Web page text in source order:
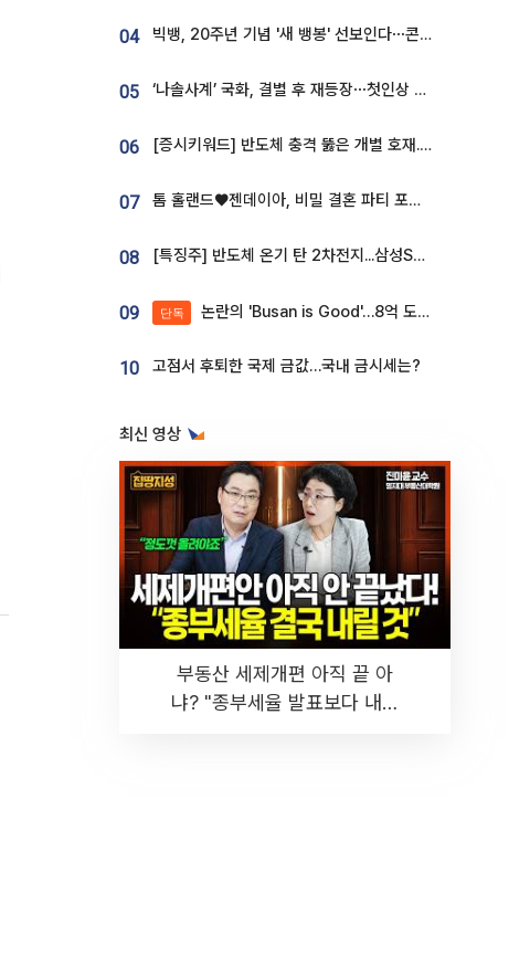
04 빅뱅, 20주년 기념 '새 뱅봉' 선보인다⋯콘서트 앞두고 팝업 개최
05 ‘나솔사계’ 국화, 결별 후 재등장⋯첫인상 투표 휩쓸고 ‘인기녀’ 등극
06 [증시키워드] 반도체 충격 뚫은 개별 호재...포스코퓨처엠·에코프로·한화솔루션 '눈길'
07 톰 홀랜드♥젠데이아, 비밀 결혼 파티 포착⋯호텔 대관비만 9억
08 [특징주] 반도체 온기 탄 2차전지...삼성SDI, 장 초반 7% 넘게 껑충
09 단독 논란의 'Busan is Good'…8억 도시브랜드, 용산 대통령실 CI 업체가 수행
10 고점서 후퇴한 국제 금값…국내 금시세는?
최신 영상
부동산 세제개편 아직 끝 아
냐? "종부세율 발표보다 내릴